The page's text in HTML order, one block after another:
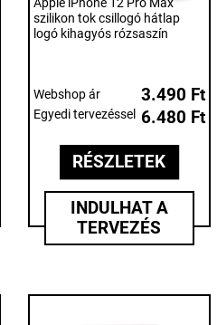
Apple iPhone 12 Pro Max
szilikon tok csillogó hátlap
logó kihagyós rózsaszín
Webshop ár 3.490 Ft
Egyedi tervezéssel 6.480 Ft
RÉSZLETEK
INDULHAT A
TERVEZÉS